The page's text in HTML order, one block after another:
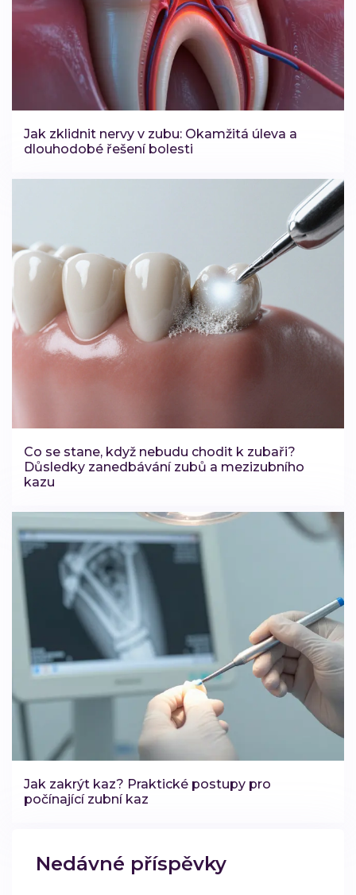
Jak zklidnit nervy v zubu: Okamžitá úleva a
dlouhodobé řešení bolesti
Co se stane, když nebudu chodit k zubaři?
Důsledky zanedbávání zubů a mezizubního
kazu
Jak zakrýt kaz? Praktické postupy pro
počínající zubní kaz
Nedávné příspěvky